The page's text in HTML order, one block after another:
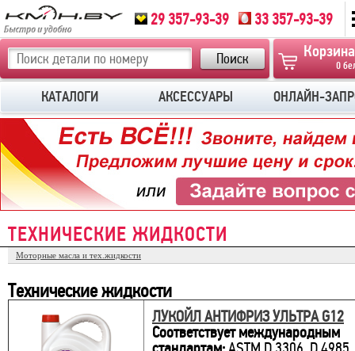
29 357-93-39 33 357-93-39
КАТАЛОГИ АКСЕССУАРЫ ОНЛАЙН-
ТЕХНИЧЕСКИЕ ЖИДКОСТИ
Моторные масла и тех.жидкости
Технические жидкости
ЛУКОЙЛ АНТИФРИЗ УЛЬТРА G12
Соответствует международным
0